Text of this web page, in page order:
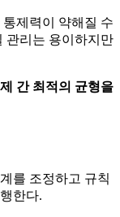
제력이 약해질 수
관리는 용이하지만
간 최적의 균형을
를 조정하고 규칙
한다.